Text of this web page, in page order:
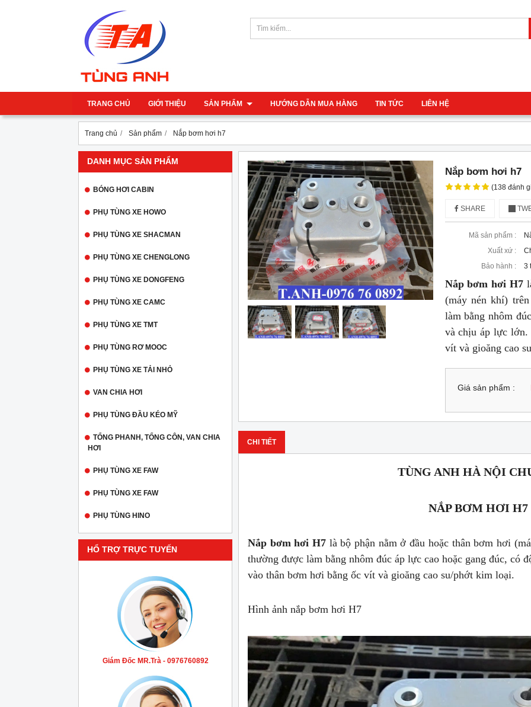
TRANG CHỦ GIỚI THIỆU SẢN PHẨM HƯỚNG DẪN MUA HÀNG TIN TỨC LIÊN HỆ
Trang chủ Sản phẩm Nắp bơm hơi h7
DANH MỤC SẢN PHẨM
BÓNG HƠI CABIN
PHỤ TÙNG XE HOWO
PHỤ TÙNG XE SHACMAN
PHỤ TÙNG XE CHENGLONG
PHỤ TÙNG XE DONGFENG
PHỤ TÙNG XE CAMC
PHỤ TÙNG XE TMT
PHỤ TÙNG RƠ MOOC
PHỤ TÙNG XE TẢI NHỎ
VAN CHIA HƠI
PHỤ TÙNG ĐẦU KÉO MỸ
TỔNG PHANH, TỔNG CÔN, VAN CHIA
HƠI
PHỤ TÙNG XE FAW
PHỤ TÙNG XE FAW
PHỤ TÙNG HINO
HỔ TRỢ TRỰC TUYẾN
Giám Đốc MR.Trà - 0976760892
Nắp bơm hơi h7
(138 đánh
SHARE
Mã sản phẩm :
Xuất xứ :
Bảo hành :
3
Nắp bơm hơi H7
(máy nén khí)
làm bằng nhôm
và chịu áp lực lớn.
vít và gioăng cao
Giá sản phẩm :
CHI TIẾT
TÙNG ANH HÀ NỘI
NẮP BƠM HƠI H7
Nắp bơm hơi H7 là bộ phận nằm ở đầu hoặc thân bơm hơi
thường được làm bằng nhôm đúc áp lực cao hoặc gang đúc, có
vào thân bơm hơi bằng ốc vít và gioăng cao su/phớt kim loại.
Hình ảnh nắp bơm hơi H7